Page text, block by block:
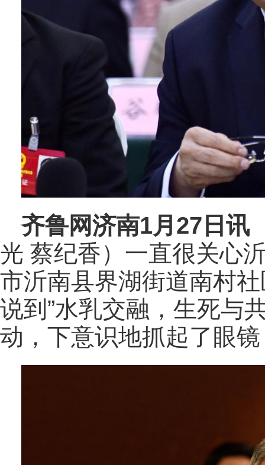
齐鲁网济南1月27日讯
光 蔡纪香）一直很关心
市沂南县界湖街道南村
说到”水乳交融，生死与
动，下意识地抓起了眼